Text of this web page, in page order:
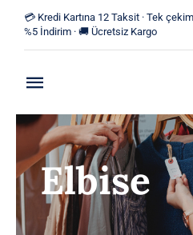
content
💳 Kredi Kartına 12 Taksit · Tek
%5 İndirim · 🚚 Ücretsiz Kargo
Toggle
Navigation
Anasayfa
Mağaza
Yeni Ürünler
Elbise